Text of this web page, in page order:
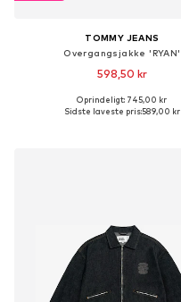
TOMMY JEANS
Overgangsjakke 'RYAN'
598,50 kr
Fås i mange størrelser
Oprindeligt: 745,00 kr
Sidste laveste pris:589,00 kr